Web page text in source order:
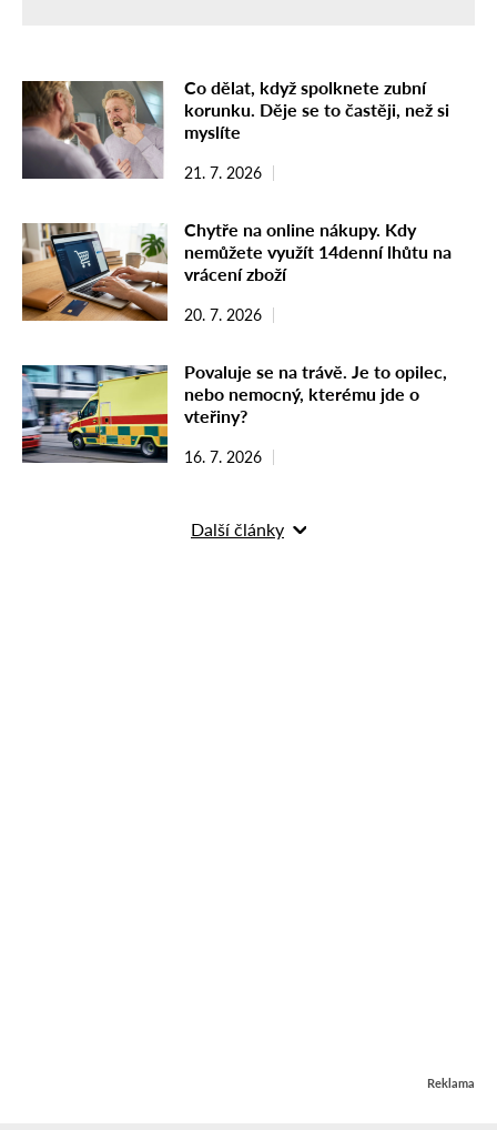
Co dělat, když spolknete zubní
korunku. Děje se to častěji, než si
myslíte
21. 7. 2026
Chytře na online nákupy. Kdy
nemůžete využít 14denní lhůtu na
vrácení zboží
20. 7. 2026
Povaluje se na trávě. Je to opilec,
nebo nemocný, kterému jde o
vteřiny?
16. 7. 2026
Další články
Reklama